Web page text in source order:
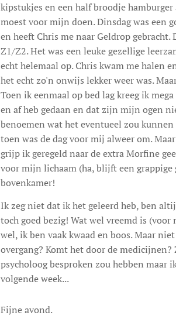
kipstukjes en een half broodje
moest voor mijn doen. Dinsdag was een
en heeft Chris me naar Geldrop
Z1/Z2. Het was een leuke gezellige
echt helemaal op. Chris kwam me halen
het echt zo'n onwijs lekker weer was.
Toen ik eenmaal op bed lag kreeg ik
en af heb gedaan en dat zijn mijn ogen
benoemen wat het eventueel zou
toen was de dag voor mij alweer om.
grijp ik geregeld naar de extra Morfine
voor mijn lichaam (ha, blijft een grappige
bovenkamer!
Ik zeg niet dat ik het geleerd heb, ben
toch goed bezig! Wat wel vreemd is
wel, ik ben vaak kwaad en boos. Maar
overgang? Komt het door de
psycholoog besproken zou hebben maar
volgende week...
Fijne avond.